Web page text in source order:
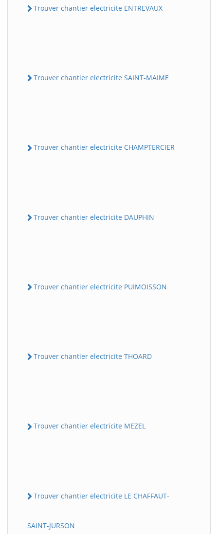
Trouver chantier electricite ENTREVAUX
Trouver chantier electricite SAINT-MAIME
Trouver chantier electricite CHAMPTERCIER
Trouver chantier electricite DAUPHIN
Trouver chantier electricite PUIMOISSON
Trouver chantier electricite THOARD
Trouver chantier electricite MEZEL
Trouver chantier electricite LE CHAFFAUT-
SAINT-JURSON